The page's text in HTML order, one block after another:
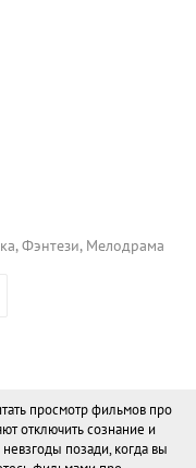
Фэнтези, Мелодрама
просмотр фильмов про
отключить сознание и
позади, когда вы